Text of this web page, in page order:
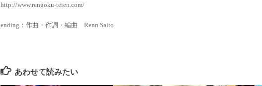
http://www.rengoku-teien.com/
ending：作曲・作詞・編曲 Renn Saito
あわせて読みたい